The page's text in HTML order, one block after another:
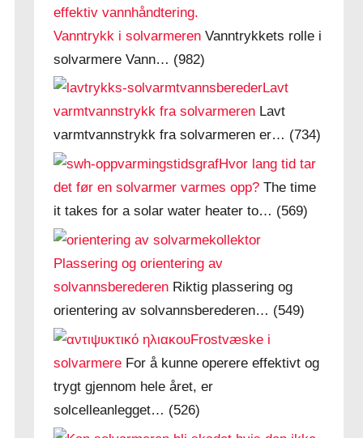
Vanntrykk i solvarmeren Vanntrykkets rolle i
solvarmere Vann… (982)
Lavt
varmtvannstrykk fra solvarmeren Lavt
varmtvannstrykk fra solvarmeren er… (734)
Hvor lang tid tar
det før en solvarmer varmes opp? The time
it takes for a solar water heater to… (569)
Plassering og orientering av
solvannsberederen Riktig plassering og
orientering av solvannsberederen… (549)
Frostvæske i
solvarmere For å kunne operere effektivt og
trygt gjennom hele året, er
solcelleanlegget… (526)